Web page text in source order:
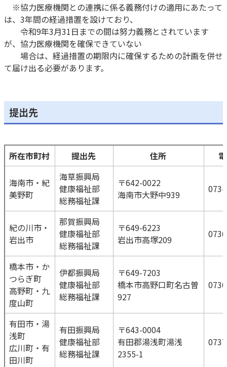
※協力医療機関との連携に係る義務付けの適用にあたって
は、3年間の経過措置を設けており、
令和9年3月31日までの間は努力義務とされています
が、協力医療機関を確保できていない
場合は、経過措置の期限内に確保するための計画を併せ
て届け出る必要があります。
提出先
所在市町村 提出先 住所
海南市・紀
美野町
海草振興局
健康福祉部
総務福祉課
〒642-0022
海南市大野中939
紀の川市・
岩出市
那賀振興局
健康福祉部
総務福祉課
〒649-6223
岩出市高塚209
橋本市・か
つらぎ町
高野町・九
度山町
伊都振興局
健康福祉部
総務福祉課
〒649-7203
橋本市高野口町名古曽
927
有田市・湯
浅町
広川町・有
田川町
有田振興局
健康福祉部
総務福祉課
〒643-0004
有田郡湯浅町湯浅
2355-1